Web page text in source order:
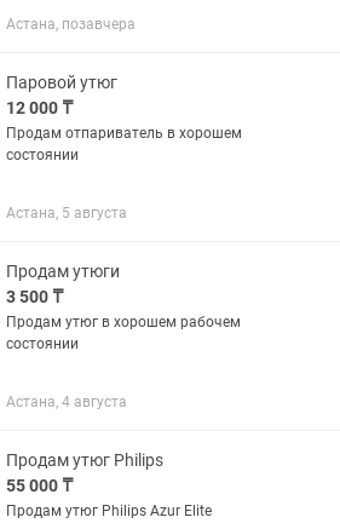
Астана, позавчера
Паровой утюг
12 000 ₸
Продам отпариватель в хорошем
состоянии
Астана, 5 августа
Продам утюги
3 500 ₸
Продам утюг в хорошем рабочем
состоянии
Астана, 4 августа
Продам утюг Philips
55 000 ₸
Продам утюг Philips Azur Elite